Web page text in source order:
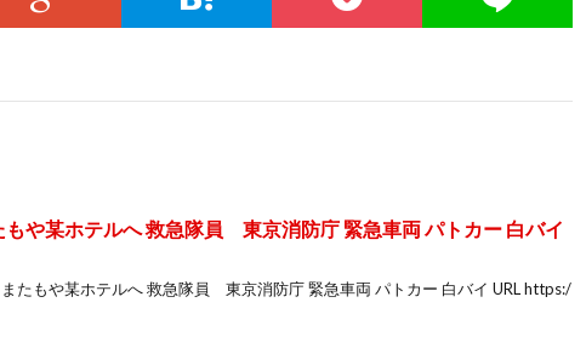
某ホテルへ 救急隊員 東京消防庁 緊急車両 パトカー 白バイ
もや某ホテルへ 救急隊員 東京消防庁 緊急車両 パトカー 白バイ URL https:/